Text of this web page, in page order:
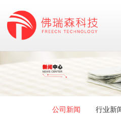
公司新闻 行业新